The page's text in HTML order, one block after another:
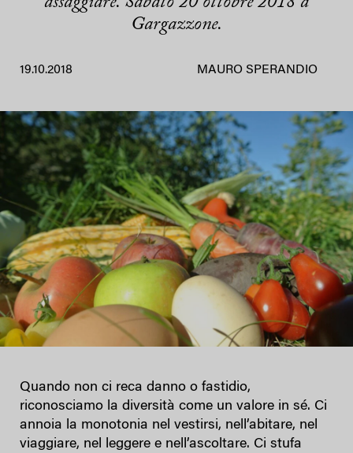
Gargazzone.
19.10.2018 MAURO SPERANDIO
Quando non ci reca danno o fastidio,
riconosciamo la diversità come un valore in sé. Ci
annoia la monotonia nel vestirsi, nell’abitare, nel
viaggiare, nel leggere e nell’ascoltare. Ci stufa